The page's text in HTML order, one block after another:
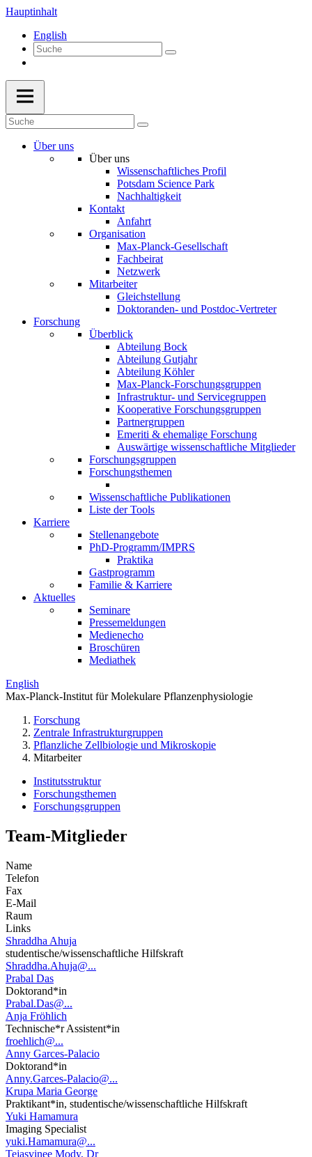
Hauptinhalt
English
Über uns
Über uns
Wissenschaftliches Profil
Potsdam Science Park
Nachhaltigkeit
Kontakt
Anfahrt
Organisation
Max-Planck-Gesellschaft
Fachbeirat
Netzwerk
Mitarbeiter
Gleichstellung
Doktoranden- und Postdoc-Vertreter
Forschung
Überblick
Abteilung Bock
Abteilung Gutjahr
Abteilung Köhler
Max-Planck-Forschungsgruppen
Infrastruktur- und Servicegruppen
Kooperative Forschungsgruppen
Partnergruppen
Emeriti & ehemalige Forschung
Auswärtige wissenschaftliche Mitglieder
Forschungsgruppen
Forschungsthemen
Wissenschaftliche Publikationen
Liste der Tools
Karriere
Stellenangebote
PhD-Programm/IMPRS
Praktika
Gastprogramm
Familie & Karriere
Aktuelles
Seminare
Pressemeldungen
Medienecho
Broschüren
Mediathek
English
Max-Planck-Institut für Molekulare Pflanzenphysiologie
Forschung
Zentrale Infrastrukturgruppen
Pflanzliche Zellbiologie und Mikroskopie
Mitarbeiter
Institutsstruktur
Forschungsthemen
Forschungsgruppen
Team-Mitglieder
Name
Telefon
Fax
E-Mail
Raum
Links
Shraddha Ahuja
studentische/wissenschaftliche Hilfskraft
Shraddha.Ahuja@...
Prabal Das
Doktorand*in
Prabal.Das@...
Anja Fröhlich
Technische*r Assistent*in
froehlich@...
Anny Garces-Palacio
Doktorand*in
Anny.Garces-Palacio@...
Krupa Maria George
Praktikant*in, studentische/wissenschaftliche Hilfskraft
Yuki Hamamura
Imaging Specialist
yuki.Hamamura@...
Tejasvinee Mody, Dr